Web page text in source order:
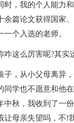
时，我的个人能力
余篇论文获得国家
个入选的老师。
咋这么厉害呢?其实
子，从小父母离异
同学也不愿意和他
中秋，我收到了一
让母亲失望吗，不!